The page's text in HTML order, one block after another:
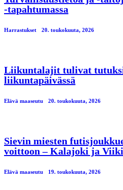
-tapahtumassa
Harrastukset 20. toukokuuta, 2026
Liikuntalajit tulivat
liikuntapäivässä
Elävä maaseutu 20. toukokuuta, 2026
Sievin miesten
voittoon – Kalajoki ja
Elävä maaseutu 19. toukokuuta, 2026